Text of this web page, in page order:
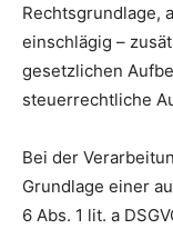
Rechtsgrundlage,
einschlägig –
gesetzlichen
steuerrechtliche
Bei der
Grundlage einer
6 Abs. 1 lit. a